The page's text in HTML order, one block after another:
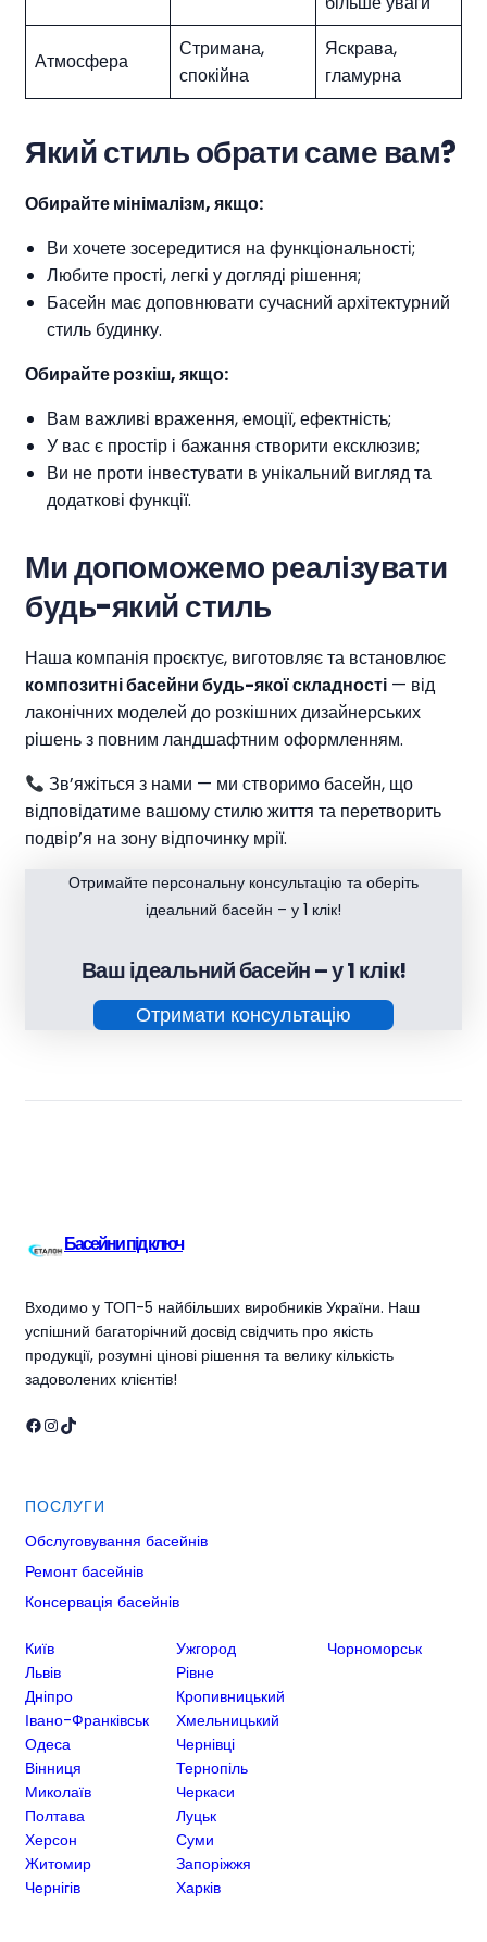
Атмосфера
Стримана,
спокійна
Яскрава,
гламурна
Який стиль обрати саме вам?
Обирайте мінімалізм, якщо:
Ви хочете зосередитися на функціональності;
Любите прості, легкі у догляді рішення;
Басейн має доповнювати сучасний архітектурний
стиль будинку.
Обирайте розкіш, якщо:
Вам важливі враження, емоції, ефектність;
У вас є простір і бажання створити ексклюзив;
Ви не проти інвестувати в унікальний вигляд та
додаткові функції.
Ми допоможемо реалізувати
будь-який стиль
Наша компанія проєктує, виготовляє та встановлює
композитні басейни будь-якої складності — від
лаконічних моделей до розкішних дизайнерських
рішень з повним ландшафтним оформленням.
Зв’яжіться з нами — ми створимо басейн, що
відповідатиме вашому стилю життя та перетворить
подвір’я на зону відпочинку мрії.
Отримайте персональну консультацію та оберіть
ідеальний басейн – у 1 клік!
Ваш ідеальний басейн – у 1 клік!
Отримати консультацію
Басейни під ключ
Входимо у ТОП-5 найбільших виробників України. Наш
успішний багаторічний досвід свідчить про якість
продукції, розумні цінові рішення та велику кількість
задоволених клієнтів!
Facebook InstagramTikTok
ПОСЛУГИ
Обслуговування басейнів
Ремонт басейнів
Консервація басейнів
Київ
Львів
Дніпро
Івано-Франківськ
Одеса
Вінниця
Миколаїв
Полтава
Херсон
Житомир
Чернігів
Ужгород
Рівне
Кропивницький
Хмельницький
Чернівці
Тернопіль
Черкаси
Луцьк
Суми
Запоріжжя
Харків
Чорноморськ